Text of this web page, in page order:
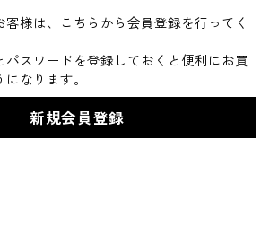
様は、こちらから会員登録を行ってく
パスワードを登録しておくと便利にお買
なります。